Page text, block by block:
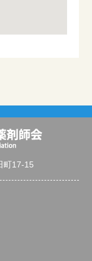
町17-15